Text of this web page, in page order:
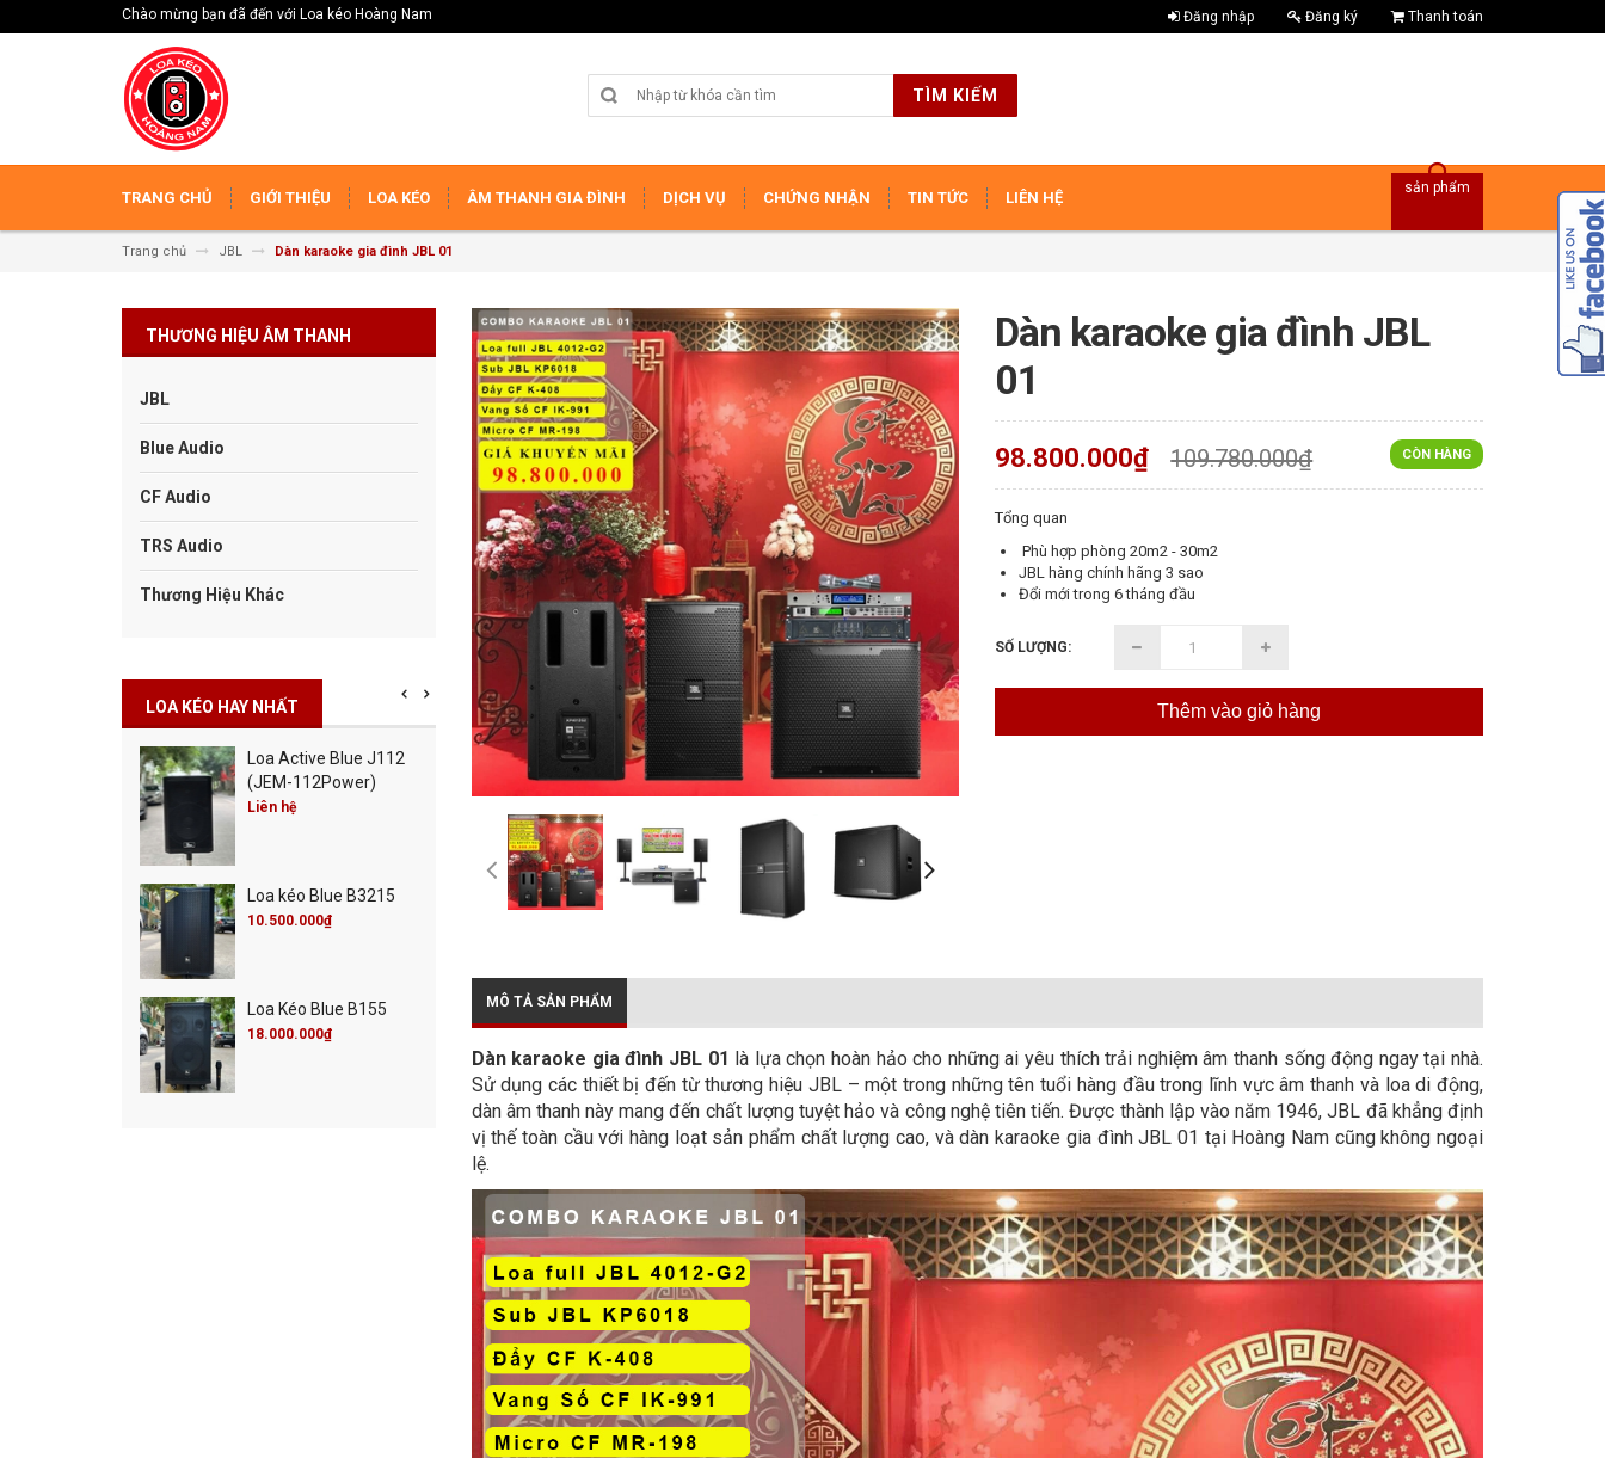
Chào mừng bạn đã đến với Loa kéo Hoàng Nam Đăng nhập Đăng ký Thanh toán
TÌM KIẾM
TRANG CHỦ GIỚI THIỆU LOA KÉO ÂM THANH GIA ĐÌNH DỊCH VỤ CHỨNG NHẬN TIN TỨC LIÊN HỆ
sản phẩm
Trang chủ JBL Dàn karaoke gia đình JBL 01
Dàn karaoke gia đình JBL
01
CÒN HÀNG
98.800.000₫ 109.780.000₫
Tổng quan
Phù hợp phòng 20m2 - 30m2
JBL hàng chính hãng 3 sao
Đổi mới trong 6 tháng đầu
SỐ LƯỢNG:
Thêm vào giỏ hàng
MÔ TẢ SẢN PHẨM
Dàn karaoke gia đình JBL 01 là lựa chọn hoàn hảo cho những ai yêu thích trải nghiệm âm thanh sống động ngay tại nhà.
Sử dụng các thiết bị đến từ thương hiệu JBL – một trong những tên tuổi hàng đầu trong lĩnh vực âm thanh và loa di động,
dàn âm thanh này mang đến chất lượng tuyệt hảo và công nghệ tiên tiến. Được thành lập vào năm 1946, JBL đã khẳng định
vị thế toàn cầu với hàng loạt sản phẩm chất lượng cao, và dàn karaoke gia đình JBL 01 tại Hoàng Nam cũng không ngoại
lệ.
THƯƠNG HIỆU ÂM THANH
JBL
Blue Audio
CF Audio
TRS Audio
Thương Hiệu Khác
LOA KÉO HAY NHẤT
Loa Active Blue J112
(JEM-112Power)
Liên hệ
Loa kéo Blue B3215
10.500.000₫
Loa Kéo Blue B155
18.000.000₫